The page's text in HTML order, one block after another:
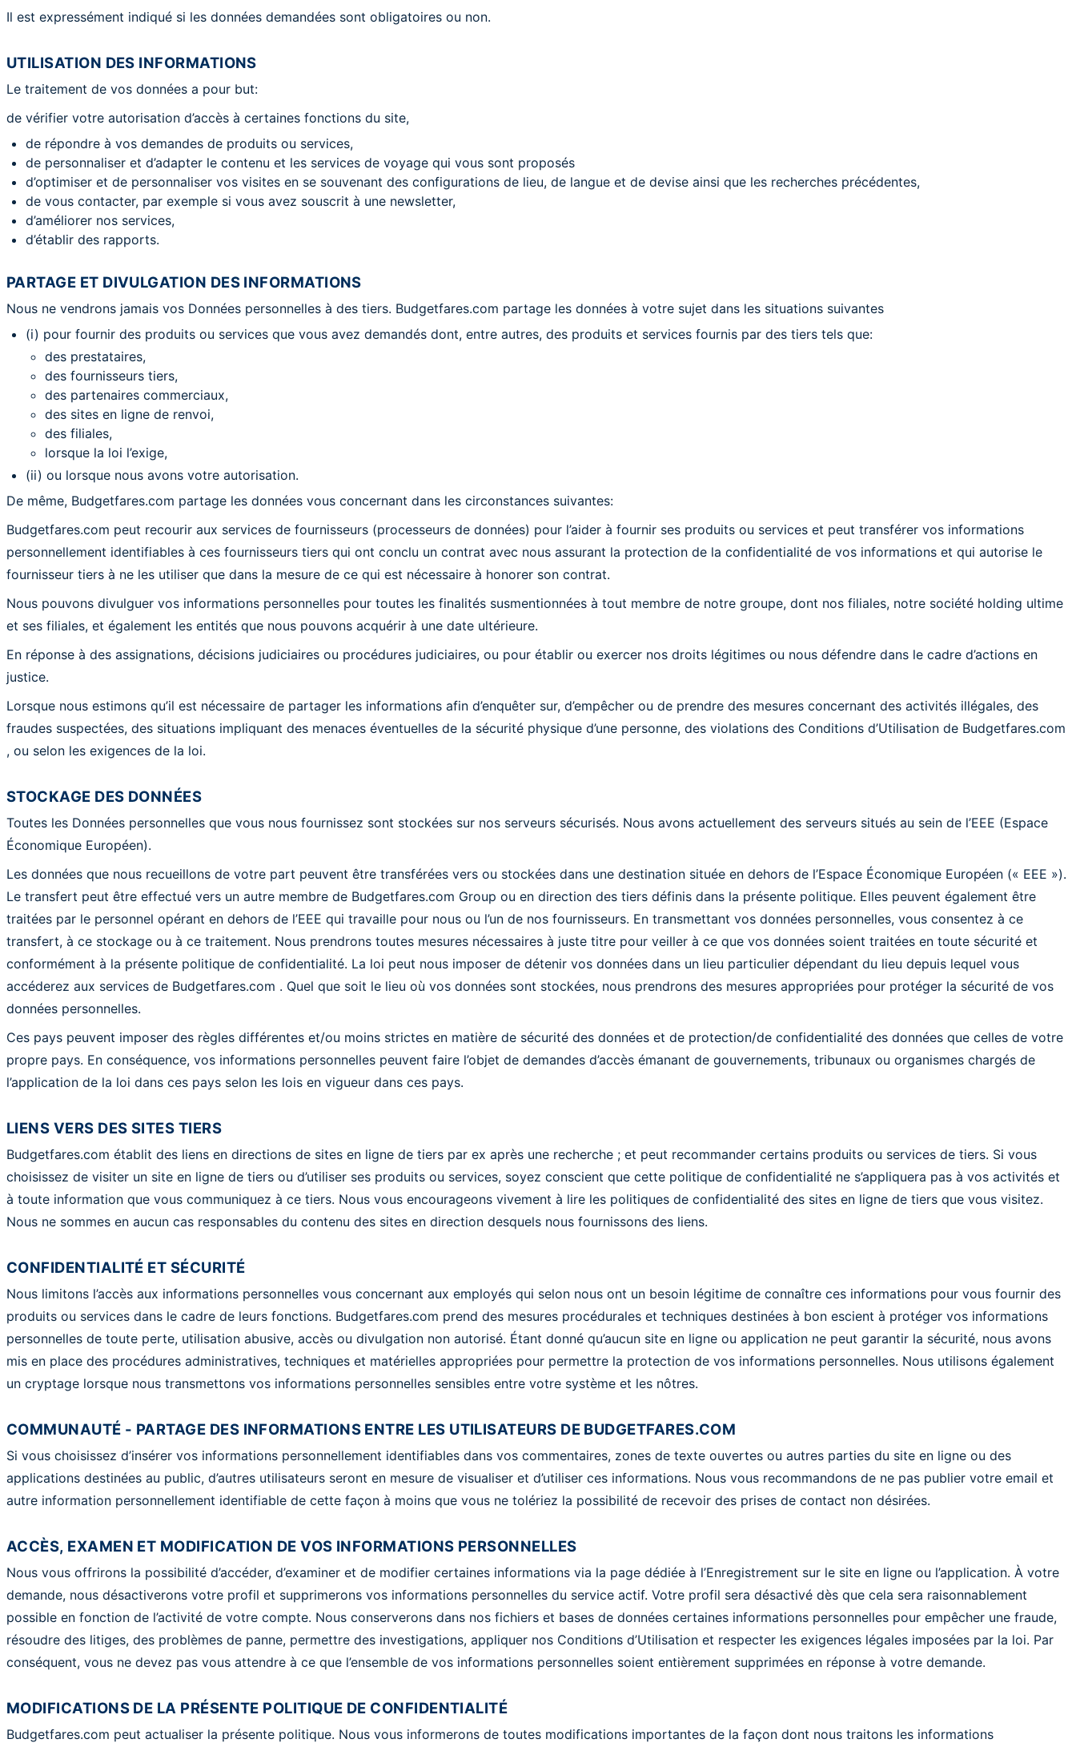
Il est expressément indiqué si les données demandées sont obligatoires ou non.
UTILISATION DES INFORMATIONS
Le traitement de vos données a pour but:
de vérifier votre autorisation d’accès à certaines fonctions du site,
de répondre à vos demandes de produits ou services,
de personnaliser et d’adapter le contenu et les services de voyage qui vous sont proposés
d’optimiser et de personnaliser vos visites en se souvenant des configurations de lieu, de langue et de devise ainsi que les recherches précédentes,
de vous contacter, par exemple si vous avez souscrit à une newsletter,
d’améliorer nos services,
d’établir des rapports.
PARTAGE ET DIVULGATION DES INFORMATIONS
Nous ne vendrons jamais vos Données personnelles à des tiers. Budgetfares.com partage les données à votre sujet dans les situations suivantes
(i) pour fournir des produits ou services que vous avez demandés dont, entre autres, des produits et services fournis par des tiers tels que:
des prestataires,
des fournisseurs tiers,
des partenaires commerciaux,
des sites en ligne de renvoi,
des filiales,
lorsque la loi l’exige,
(ii) ou lorsque nous avons votre autorisation.
De même, Budgetfares.com partage les données vous concernant dans les circonstances suivantes:
Budgetfares.com peut recourir aux services de fournisseurs (processeurs de données) pour l’aider à fournir ses produits ou services et peut transférer vos informations
personnellement identifiables à ces fournisseurs tiers qui ont conclu un contrat avec nous assurant la protection de la confidentialité de vos informations et qui autorise le
fournisseur tiers à ne les utiliser que dans la mesure de ce qui est nécessaire à honorer son contrat.
Nous pouvons divulguer vos informations personnelles pour toutes les finalités susmentionnées à tout membre de notre groupe, dont nos filiales, notre société holding ultime
et ses filiales, et également les entités que nous pouvons acquérir à une date ultérieure.
En réponse à des assignations, décisions judiciaires ou procédures judiciaires, ou pour établir ou exercer nos droits légitimes ou nous défendre dans le cadre d’actions en
justice.
Lorsque nous estimons qu’il est nécessaire de partager les informations afin d’enquêter sur, d’empêcher ou de prendre des mesures concernant des activités illégales, des
fraudes suspectées, des situations impliquant des menaces éventuelles de la sécurité physique d’une personne, des violations des Conditions d’Utilisation de Budgetfares.com
, ou selon les exigences de la loi.
STOCKAGE DES DONNÉES
Toutes les Données personnelles que vous nous fournissez sont stockées sur nos serveurs sécurisés. Nous avons actuellement des serveurs situés au sein de l’EEE (Espace
Économique Européen).
Les données que nous recueillons de votre part peuvent être transférées vers ou stockées dans une destination située en dehors de l’Espace Économique Européen (« EEE »).
Le transfert peut être effectué vers un autre membre de Budgetfares.com Group ou en direction des tiers définis dans la présente politique. Elles peuvent également être
traitées par le personnel opérant en dehors de l’EEE qui travaille pour nous ou l’un de nos fournisseurs. En transmettant vos données personnelles, vous consentez à ce
transfert, à ce stockage ou à ce traitement. Nous prendrons toutes mesures nécessaires à juste titre pour veiller à ce que vos données soient traitées en toute sécurité et
conformément à la présente politique de confidentialité. La loi peut nous imposer de détenir vos données dans un lieu particulier dépendant du lieu depuis lequel vous
accéderez aux services de Budgetfares.com . Quel que soit le lieu où vos données sont stockées, nous prendrons des mesures appropriées pour protéger la sécurité de vos
données personnelles.
Ces pays peuvent imposer des règles différentes et/ou moins strictes en matière de sécurité des données et de protection/de confidentialité des données que celles de votre
propre pays. En conséquence, vos informations personnelles peuvent faire l’objet de demandes d’accès émanant de gouvernements, tribunaux ou organismes chargés de
l’application de la loi dans ces pays selon les lois en vigueur dans ces pays.
LIENS VERS DES SITES TIERS
Budgetfares.com établit des liens en directions de sites en ligne de tiers par ex après une recherche ; et peut recommander certains produits ou services de tiers. Si vous
choisissez de visiter un site en ligne de tiers ou d’utiliser ses produits ou services, soyez conscient que cette politique de confidentialité ne s’appliquera pas à vos activités et
à toute information que vous communiquez à ce tiers. Nous vous encourageons vivement à lire les politiques de confidentialité des sites en ligne de tiers que vous visitez.
Nous ne sommes en aucun cas responsables du contenu des sites en direction desquels nous fournissons des liens.
CONFIDENTIALITÉ ET SÉCURITÉ
Nous limitons l’accès aux informations personnelles vous concernant aux employés qui selon nous ont un besoin légitime de connaître ces informations pour vous fournir des
produits ou services dans le cadre de leurs fonctions. Budgetfares.com prend des mesures procédurales et techniques destinées à bon escient à protéger vos informations
personnelles de toute perte, utilisation abusive, accès ou divulgation non autorisé. Étant donné qu’aucun site en ligne ou application ne peut garantir la sécurité, nous avons
mis en place des procédures administratives, techniques et matérielles appropriées pour permettre la protection de vos informations personnelles. Nous utilisons également
un cryptage lorsque nous transmettons vos informations personnelles sensibles entre votre système et les nôtres.
COMMUNAUTÉ - PARTAGE DES INFORMATIONS ENTRE LES UTILISATEURS DE BUDGETFARES.COM
Si vous choisissez d’insérer vos informations personnellement identifiables dans vos commentaires, zones de texte ouvertes ou autres parties du site en ligne ou des
applications destinées au public, d’autres utilisateurs seront en mesure de visualiser et d’utiliser ces informations. Nous vous recommandons de ne pas publier votre e­mail et
autre information personnellement identifiable de cette façon à moins que vous ne tolériez la possibilité de recevoir des prises de contact non désirées.
ACCÈS, EXAMEN ET MODIFICATION DE VOS INFORMATIONS PERSONNELLES
Nous vous offrirons la possibilité d’accéder, d’examiner et de modifier certaines informations via la page dédiée à l’Enregistrement sur le site en ligne ou l’application. À votre
demande, nous désactiverons votre profil et supprimerons vos informations personnelles du service actif. Votre profil sera désactivé dès que cela sera raisonnablement
possible en fonction de l’activité de votre compte. Nous conserverons dans nos fichiers et bases de données certaines informations personnelles pour empêcher une fraude,
résoudre des litiges, des problèmes de panne, permettre des investigations, appliquer nos Conditions d’Utilisation et respecter les exigences légales imposées par la loi. Par
conséquent, vous ne devez pas vous attendre à ce que l’ensemble de vos informations personnelles soient entièrement supprimées en réponse à votre demande.
MODIFICATIONS DE LA PRÉSENTE POLITIQUE DE CONFIDENTIALITÉ
Budgetfares.com peut actualiser la présente politique. Nous vous informerons de toutes modifications importantes de la façon dont nous traitons les informations